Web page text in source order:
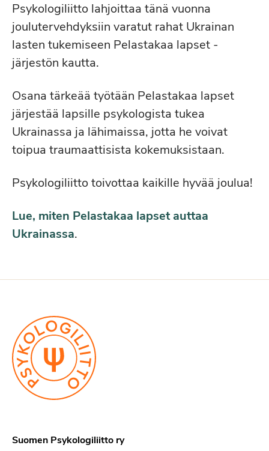
Psykologiliitto lahjoittaa tänä vuonna
joulutervehdyksiin varatut rahat Ukrainan
lasten tukemiseen Pelastakaa lapset -
järjestön kautta.
Osana tärkeää työtään Pelastakaa lapset
järjestää lapsille psykologista tukea
Ukrainassa ja lähimaissa, jotta he voivat
toipua traumaattisista kokemuksistaan.
Psykologiliitto toivottaa kaikille hyvää joulua!
Lue, miten Pelastakaa lapset auttaa
Ukrainassa.
Suomen Psykologiliitto ry